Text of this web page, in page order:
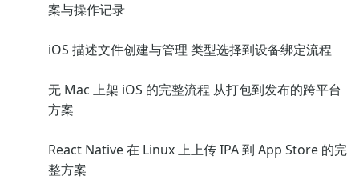
案与操作记录
iOS 描述文件创建与管理 类型选择到设备绑定流程
无 Mac 上架 iOS 的完整流程 从打包到发布的跨平台
方案
React Native 在 Linux 上上传 IPA 到 App Store 的完
整方案